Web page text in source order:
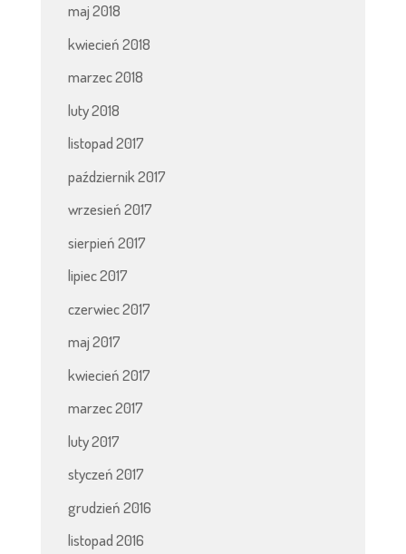
maj 2018
kwiecień 2018
marzec 2018
luty 2018
listopad 2017
październik 2017
wrzesień 2017
sierpień 2017
lipiec 2017
czerwiec 2017
maj 2017
kwiecień 2017
marzec 2017
luty 2017
styczeń 2017
grudzień 2016
listopad 2016